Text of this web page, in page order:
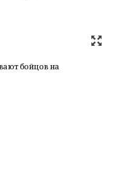
бойцов на